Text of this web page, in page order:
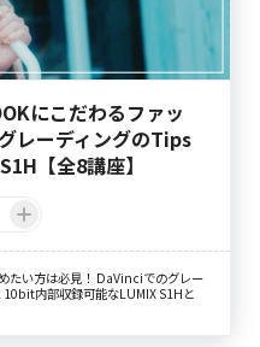
にこだわるファッ
レーディングのTips
【全8講座】
たい方は必見！ DaVinciでのグレー
内部収録可能なLUMIX S1Hと